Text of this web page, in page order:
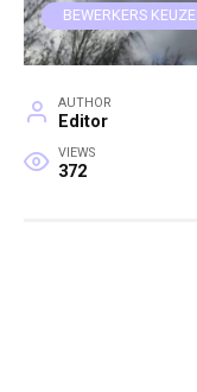
BEWERKERS KEUZE
AUTHOR
Editor
VIEWS
372